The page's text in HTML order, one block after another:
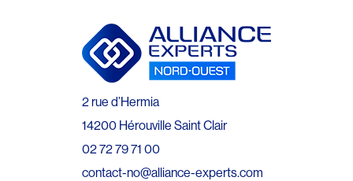
2 rue d’Hermia
14200 Hérouville Saint Clair
02 72 79 71 00
contact-no@alliance-experts.com